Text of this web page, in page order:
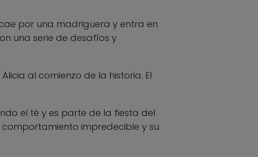
por una madriguera y entra en
una serie de desafíos y
al comienzo de la historia. El
el té y es parte de la fiesta del
comportamiento impredecible y su